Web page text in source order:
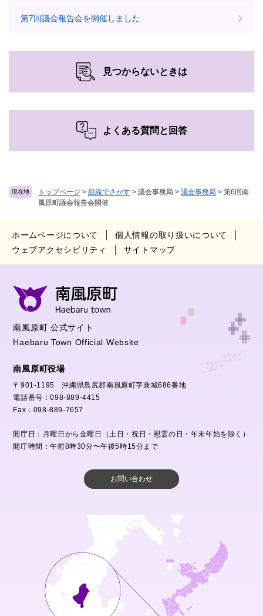
現在地 トップページ > 組織でさがす > 議会事務局 > 議会事務局 > 第6回南
風原町議会報告会開催
第7回議会報告会を開催しました
見つからないときは
よくある質問と回答
ホームページについて
個人情報の取り扱いについて
ウェブアクセシビリティ
サイトマップ
南風原町 公式サイト
Haebaru Town Official Website
南風原町役場
〒901-1195 沖縄県島尻郡南風原町字兼城686番地
電話番号：098-889-4415
Fax：098-889-7657
開庁日：月曜日から金曜日（土日・祝日・慰霊の日・年末年始を除く）
開庁時間：午前8時30分〜午後5時15分まで
お問い合わせ